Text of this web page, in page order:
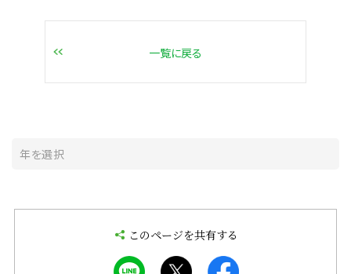
一覧に戻る
このページを共有する